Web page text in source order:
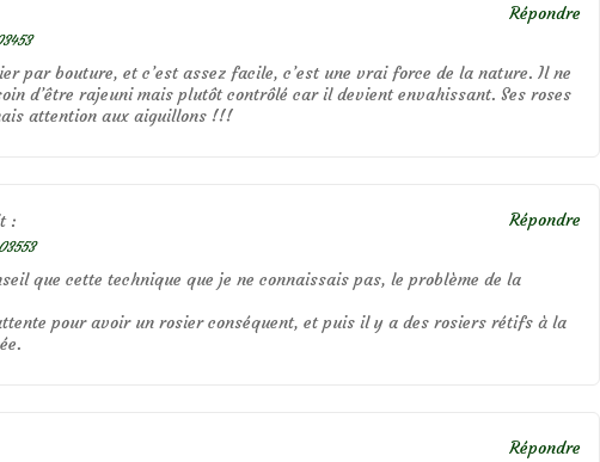
par bouture, et c’est assez facile, c’est une vrai force de la nature. Il ne
d’être rajeuni mais plutôt contrôlé car il devient envahissant. Ses roses
attention aux aiguillons !!!
Répondre
:
que cette technique que je ne connaissais pas, le problème de la
pour avoir un rosier conséquent, et puis il y a des rosiers rétifs à la
Répondre
Répondre